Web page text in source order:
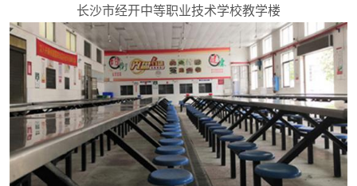
长沙市经开中等职业技术学校教学楼